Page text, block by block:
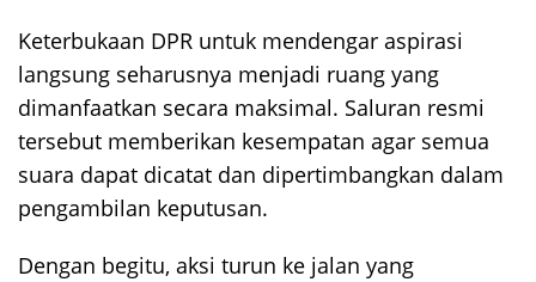
Keterbukaan DPR untuk mendengar aspirasi
langsung seharusnya menjadi ruang yang
dimanfaatkan secara maksimal. Saluran resmi
tersebut memberikan kesempatan agar semua
suara dapat dicatat dan dipertimbangkan dalam
pengambilan keputusan.
Dengan begitu, aksi turun ke jalan yang